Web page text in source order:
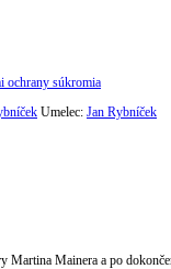
ochrany súkromia
Umelec: Jan Rybníček
Mainera a po